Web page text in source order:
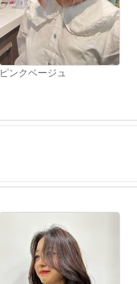
ピンクベージュ